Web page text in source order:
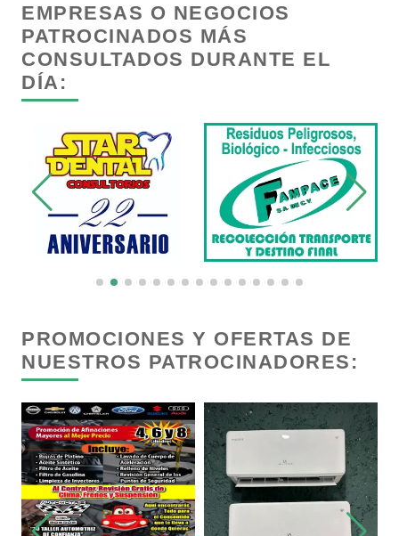
Cancelería de Aluminio
Carnicerías
Carpinterías
Centros Comerciales
Centros de Nutrición
Centros Turísticos
Cerrajerías
EMPRESAS O NEGOCIOS
PATROCINADOS MÁS
CONSULTADOS DURANTE EL
DÍA:
PROMOCIONES Y OFERTAS DE
NUESTROS PATROCINADORES: